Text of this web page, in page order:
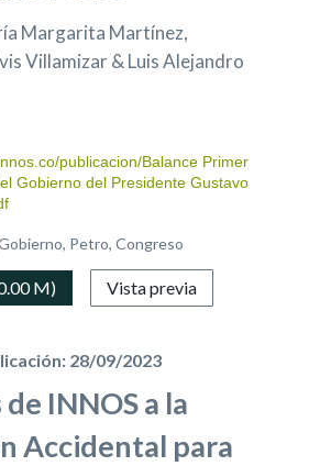
Margarita Martínez,
Villamizar & Luis Alejandro
publicacion/Balance Primer
Gobierno del Presidente Gustavo
Petro, Congreso
M) Vista previa
28/09/2023
INNOS a la
Accidental para